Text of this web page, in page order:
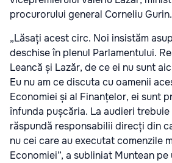
procurorului general Corneliu Gurin.
„Lăsați acest circ. Noi insistăm
deschise în plenul Parlamentului.
Leancă și Lazăr, de ce ei nu sunt
Eu nu am ce discuta cu oamenii
Economiei și al Finanțelor, ei sunt
înfunda pușcăria. La audieri
răspundă responsabilii direcți din
nu cei care au executat comenzile
Economiei”, a subliniat Muntean